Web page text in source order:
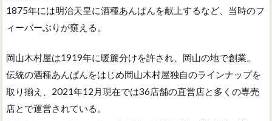
1875年には明治天皇に酒種あんぱんを献上するなど、当時のフ
ィーバーぶりが窺える。
岡山木村屋は1919年に暖簾分けを許され、岡山の地で創業。
伝統の酒種あんぱんをはじめ岡山木村屋独自のラインナップを
取り揃え、2021年12月現在では36店舗の直営店と多くの専売
店とで運営されている。